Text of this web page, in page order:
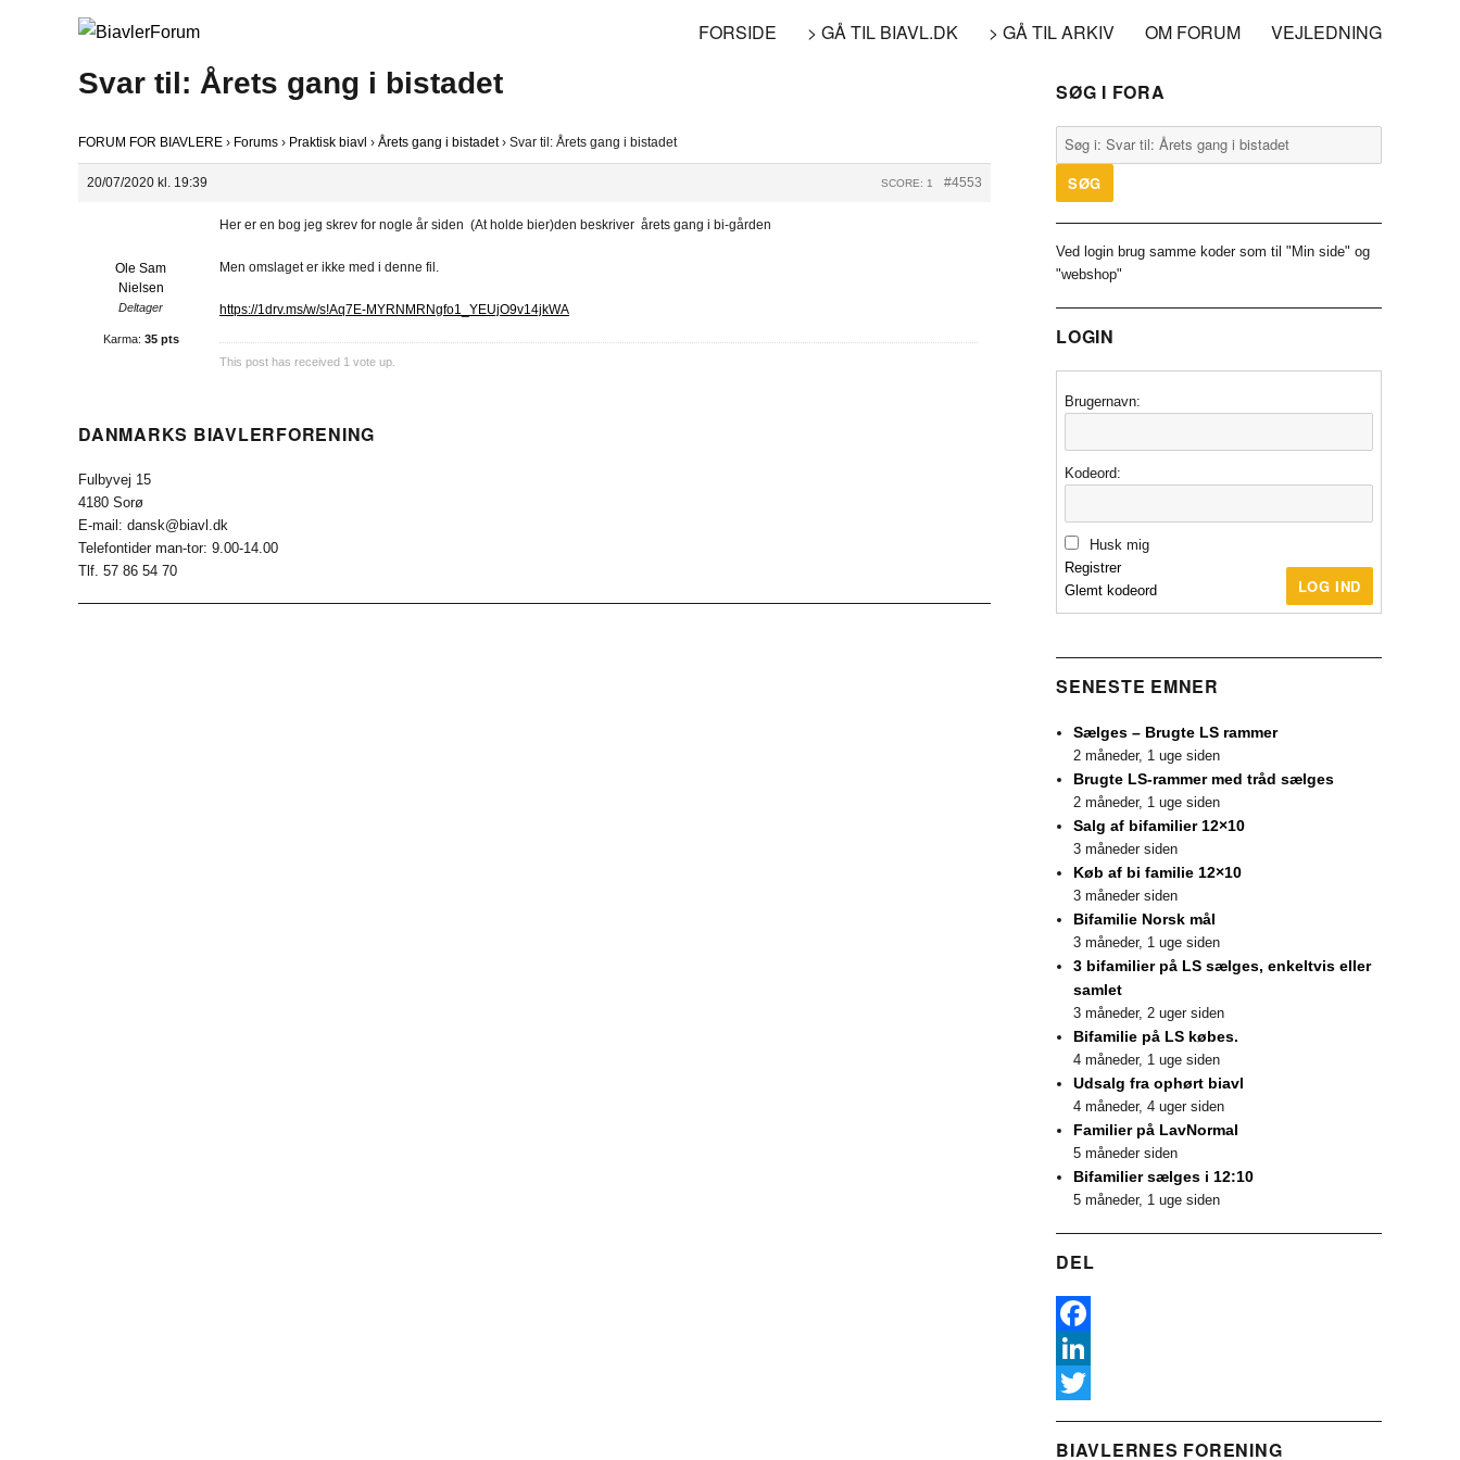
FORSIDE > GÅ TIL BIAVL.DK > GÅ TIL ARKIV OM FORUM VEJLEDNING
Svar til: Årets gang i bistadet
FORUM FOR BIAVLERE › Forums › Praktisk biavl › Årets gang i bistadet › Svar til: Årets gang i bistadet
20/07/2020 kl. 19:39 #4553
SCORE: 1
Ole Sam
Nielsen
Deltager
Karma: 35 pts
Her er en bog jeg skrev for nogle år siden (At holde bier)den beskriver årets gang i bi-gården
Men omslaget er ikke med i denne fil.
https://1drv.ms/w/s!Aq7E-MYRNMRNgfo1_YEUjO9v14jkWA
This post has received 1 vote up.
DANMARKS BIAVLERFORENING
Fulbyvej 15
4180 Sorø
E-mail: dansk@biavl.dk
Telefontider man-tor: 9.00-14.00
Tlf. 57 86 54 70
SØG I FORA
Ved login brug samme koder som til "Min side" og
"webshop"
LOGIN
Brugernavn:
Kodeord:
Husk mig
LOG IND
Registrer
Glemt kodeord
SENESTE EMNER
Sælges – Brugte LS rammer
2 måneder, 1 uge siden
Brugte LS-rammer med tråd sælges
2 måneder, 1 uge siden
Salg af bifamilier 12×10
3 måneder siden
Køb af bi familie 12×10
3 måneder siden
Bifamilie Norsk mål
3 måneder, 1 uge siden
3 bifamilier på LS sælges, enkeltvis eller
samlet
3 måneder, 2 uger siden
Bifamilie på LS købes.
4 måneder, 1 uge siden
Udsalg fra ophørt biavl
4 måneder, 4 uger siden
Familier på LavNormal
5 måneder siden
Bifamilier sælges i 12:10
5 måneder, 1 uge siden
DEL
F
a
e
L
nw
BIAVLERNES FORENING